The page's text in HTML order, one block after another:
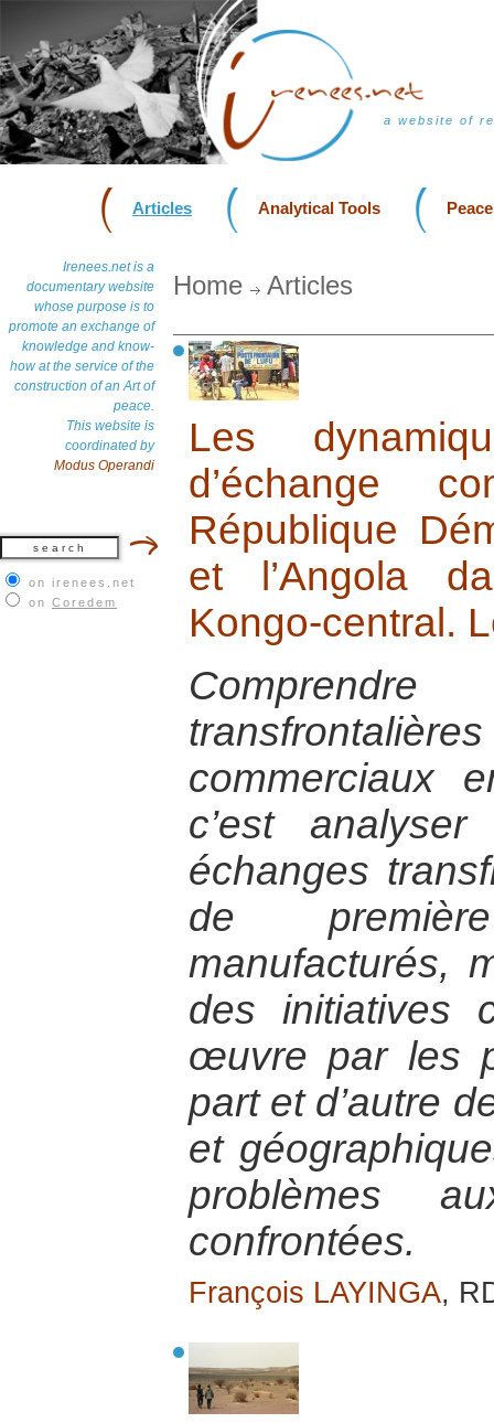
a website of
Articles Analytical Tools
Irenees.net is a
documentary website
whose purpose is to
promote an exchange of
knowledge and know-
how at the service of the
construction of an Art of
peace.
This website is
coordinated by
Modus Operandi
on irenees.net
on Coredem
Home Articles
Les
d’échange
République
et l’Angola
Kongo-central.
commerciaux
c’est
échanges
de
manufacturés,
des initiatives
œuvre par les
part et d’autre
et
problèmes
confrontées.
François LAYINGA,